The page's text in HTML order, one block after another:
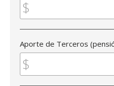
Aporte de Terceros